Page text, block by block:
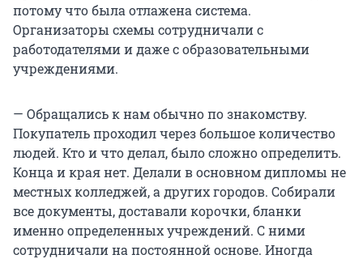
потому что была отлажена система.
Организаторы схемы сотрудничали с
работодателями и даже с образовательными
учреждениями.
— Обращались к нам обычно по знакомству.
Покупатель проходил через большое количество
людей. Кто и что делал, было сложно определить.
Конца и края нет. Делали в основном дипломы не
местных колледжей, а других городов. Собирали
все документы, доставали корочки, бланки
именно определенных учреждений. С ними
сотрудничали на постоянной основе. Иногда